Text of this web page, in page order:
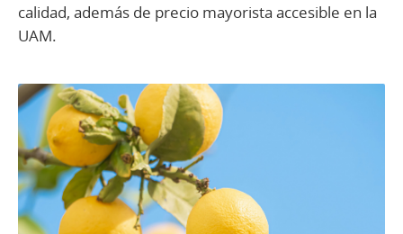
calidad, además de precio mayorista accesible en la
UAM.